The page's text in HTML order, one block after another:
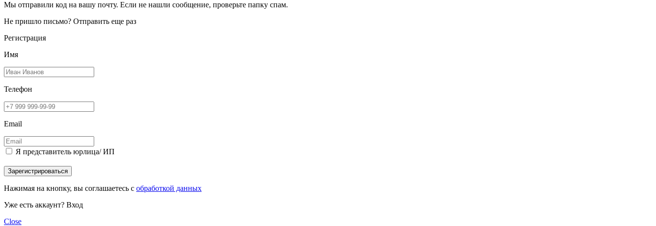
Мы отправили код на вашу почту. Если не нашли сообщение, проверьте папку спам.
Не пришло письмо? Отправить еще раз
Регистрация
Имя
Телефон
Email
Я представитель юрлица/ ИП
Зарегистрироваться
Нажимая на кнопку, вы соглашаетесь с обработкой данных
Уже есть аккаунт? Вход
Close